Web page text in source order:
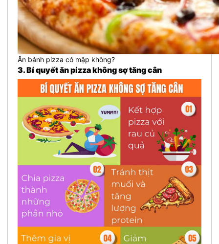
Ăn bánh pizza có mập không?
3. Bí quyết ăn pizza không sợ tăng cân